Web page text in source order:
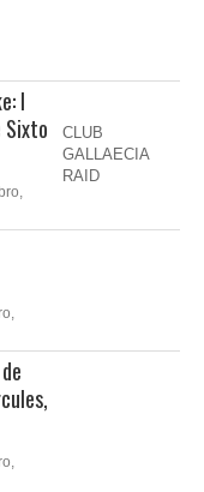
I
Sixto
CLUB
GALLAECIA
RAID